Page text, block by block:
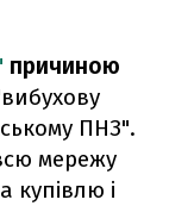
причиною
ПНЗ".
мережу
купівлю і